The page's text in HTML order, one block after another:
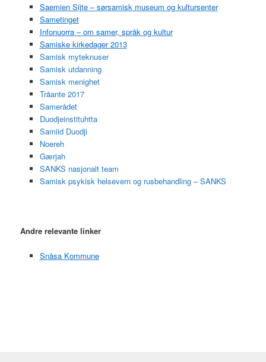
Saemien Sijte – sørsamisk museum og kultursenter
Sametinget
Infonuorra – om samer, språk og kultur
Samiske kirkedager 2013
Samisk myteknuser
Samisk utdanning
Samisk menighet
Tråante 2017
Samerådet
Duodjeinstituhtta
Samiid Duodji
Noereh
Gærjah
SANKS nasjonalt team
Samisk psykisk helsevern og rusbehandling – SANKS
Andre relevante linker
Snåsa Kommune